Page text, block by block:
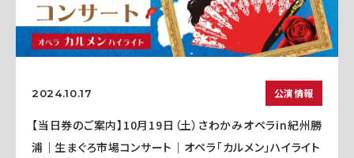
2024.10.17 公演情報
【当日券のご案内】10月19日（土）さわかみオペラin紀州勝
浦｜生まぐろ市場コンサート｜オペラ「カルメン」ハイライト